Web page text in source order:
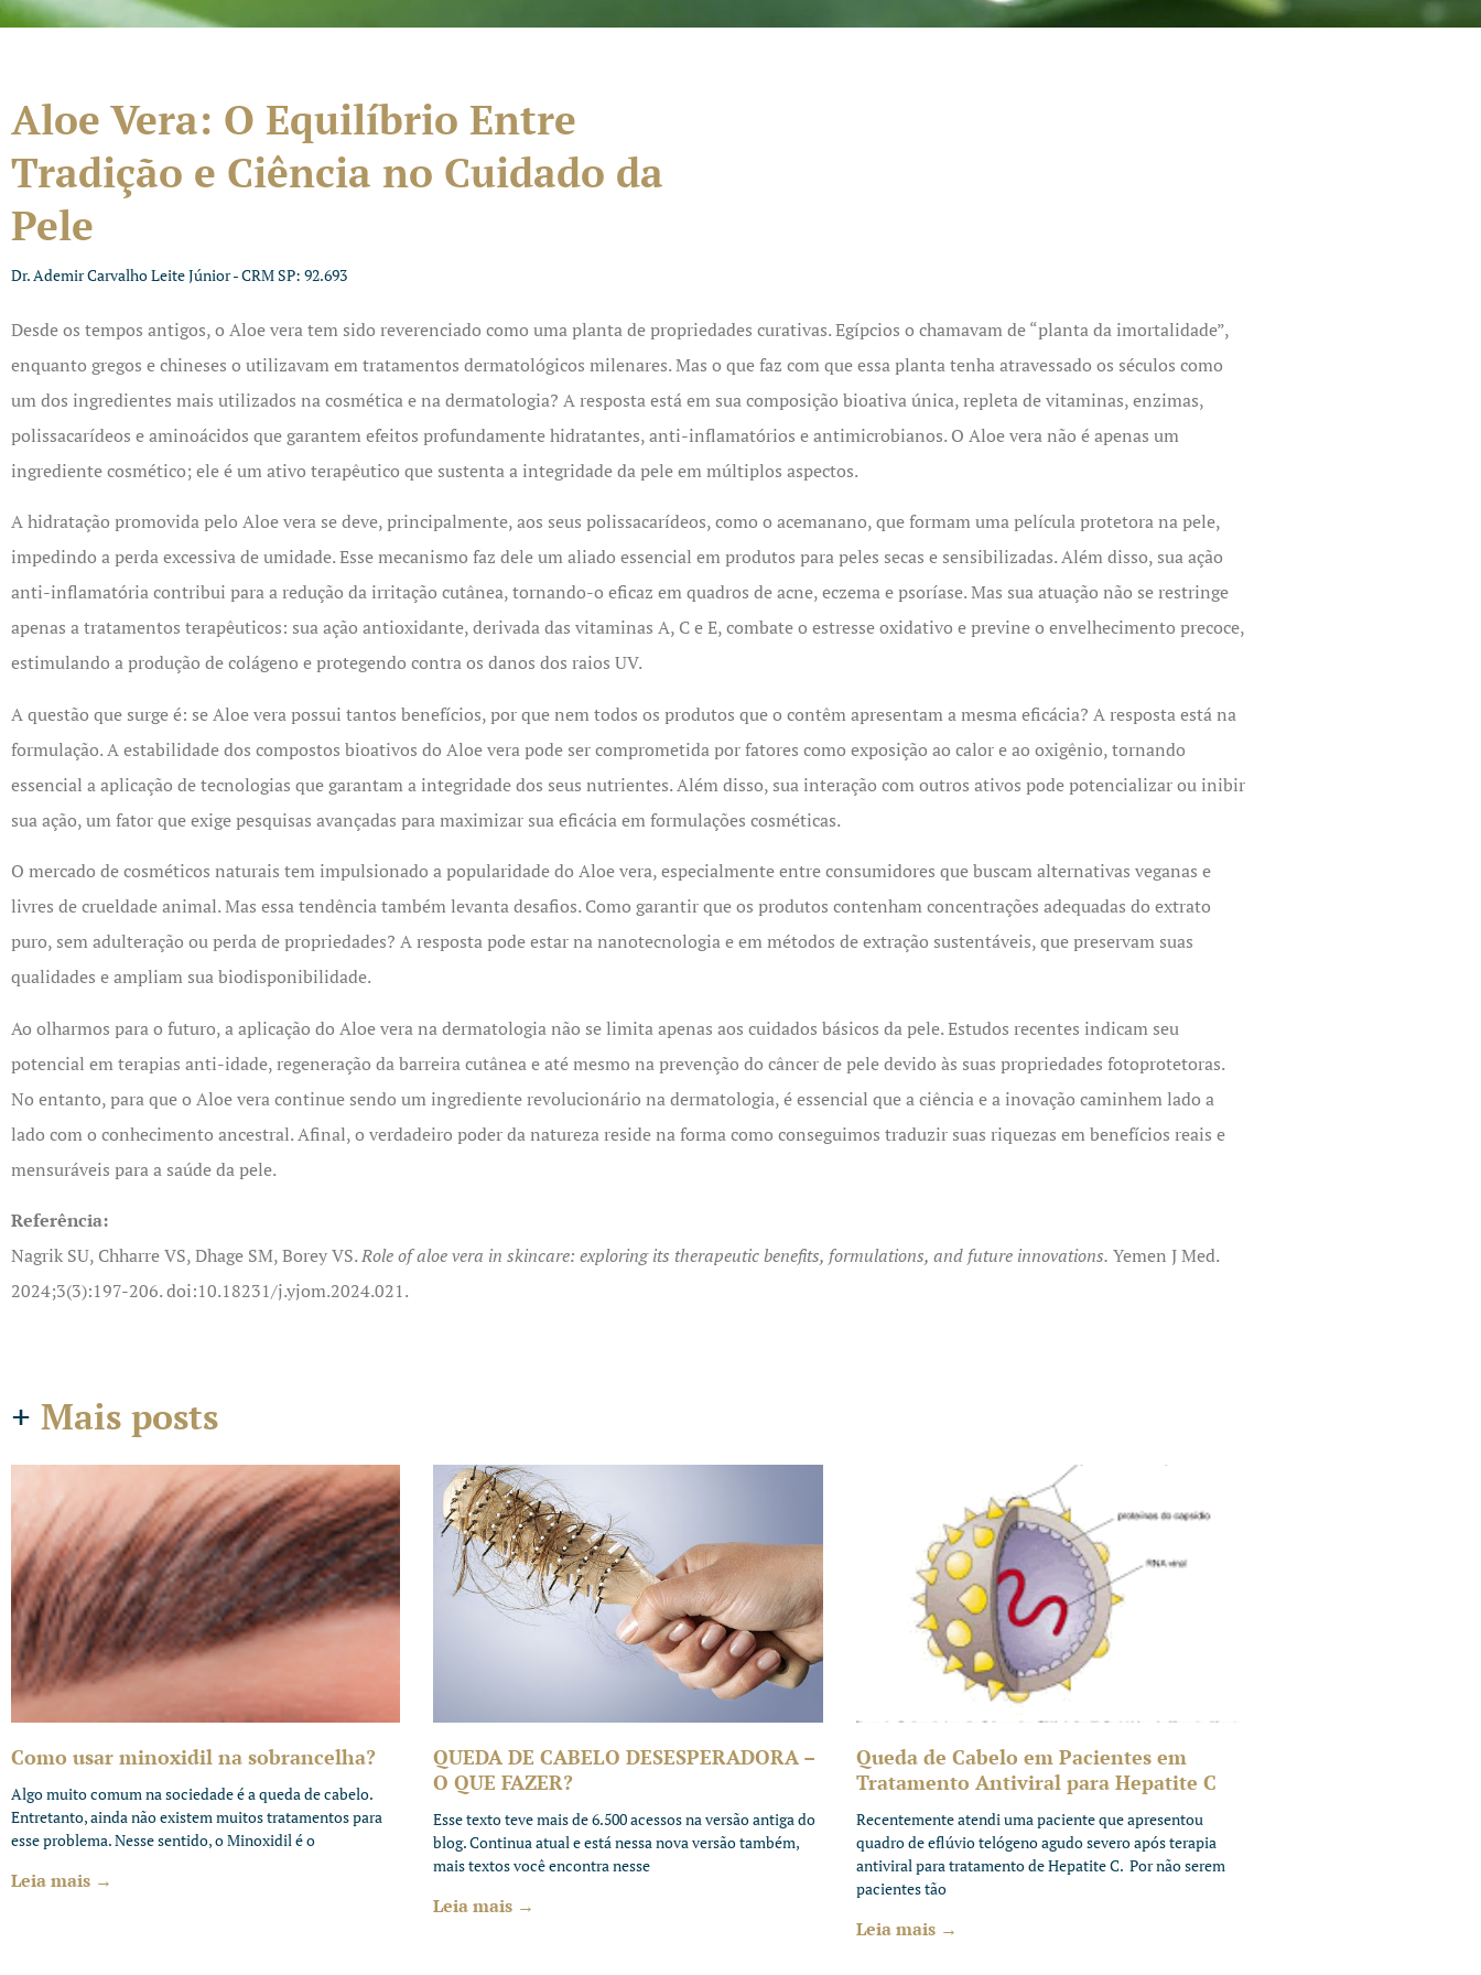
Aloe Vera: O Equilíbrio Entre
Tradição e Ciência no Cuidado da
Pele
Dr. Ademir Carvalho Leite Júnior - CRM SP: 92.693
Desde os tempos antigos, o Aloe vera tem sido reverenciado como uma planta de propriedades curativas. Egípcios o chamavam de “planta da imortalidade”,
enquanto gregos e chineses o utilizavam em tratamentos dermatológicos milenares. Mas o que faz com que essa planta tenha atravessado os séculos como
um dos ingredientes mais utilizados na cosmética e na dermatologia? A resposta está em sua composição bioativa única, repleta de vitaminas, enzimas,
polissacarídeos e aminoácidos que garantem efeitos profundamente hidratantes, anti-inflamatórios e antimicrobianos. O Aloe vera não é apenas um
ingrediente cosmético; ele é um ativo terapêutico que sustenta a integridade da pele em múltiplos aspectos.
A hidratação promovida pelo Aloe vera se deve, principalmente, aos seus polissacarídeos, como o acemanano, que formam uma película protetora na pele,
impedindo a perda excessiva de umidade. Esse mecanismo faz dele um aliado essencial em produtos para peles secas e sensibilizadas. Além disso, sua ação
anti-inflamatória contribui para a redução da irritação cutânea, tornando-o eficaz em quadros de acne, eczema e psoríase. Mas sua atuação não se restringe
apenas a tratamentos terapêuticos: sua ação antioxidante, derivada das vitaminas A, C e E, combate o estresse oxidativo e previne o envelhecimento precoce,
estimulando a produção de colágeno e protegendo contra os danos dos raios UV.
A questão que surge é: se Aloe vera possui tantos benefícios, por que nem todos os produtos que o contêm apresentam a mesma eficácia? A resposta está na
formulação. A estabilidade dos compostos bioativos do Aloe vera pode ser comprometida por fatores como exposição ao calor e ao oxigênio, tornando
essencial a aplicação de tecnologias que garantam a integridade dos seus nutrientes. Além disso, sua interação com outros ativos pode potencializar ou inibir
sua ação, um fator que exige pesquisas avançadas para maximizar sua eficácia em formulações cosméticas.
O mercado de cosméticos naturais tem impulsionado a popularidade do Aloe vera, especialmente entre consumidores que buscam alternativas veganas e
livres de crueldade animal. Mas essa tendência também levanta desafios. Como garantir que os produtos contenham concentrações adequadas do extrato
puro, sem adulteração ou perda de propriedades? A resposta pode estar na nanotecnologia e em métodos de extração sustentáveis, que preservam suas
qualidades e ampliam sua biodisponibilidade.
Ao olharmos para o futuro, a aplicação do Aloe vera na dermatologia não se limita apenas aos cuidados básicos da pele. Estudos recentes indicam seu
potencial em terapias anti-idade, regeneração da barreira cutânea e até mesmo na prevenção do câncer de pele devido às suas propriedades fotoprotetoras.
No entanto, para que o Aloe vera continue sendo um ingrediente revolucionário na dermatologia, é essencial que a ciência e a inovação caminhem lado a
lado com o conhecimento ancestral. Afinal, o verdadeiro poder da natureza reside na forma como conseguimos traduzir suas riquezas em benefícios reais e
mensuráveis para a saúde da pele.
Referência:
Nagrik SU, Chharre VS, Dhage SM, Borey VS.Role of aloe vera in skincare: exploring its therapeutic benefits, formulations, and future innovations. Yemen J Med.
2024;3(3):197-206. doi:10.18231/j.yjom.2024.021.
+ Mais posts
Como usar minoxidil na sobrancelha?
Algo muito comum na sociedade é a queda de cabelo.
Entretanto, ainda não existem muitos tratamentos para
esse problema. Nesse sentido, o Minoxidil é o
Leia mais →
QUEDA DE CABELO DESESPERADORA –
O QUE FAZER?
Esse texto teve mais de 6.500 acessos na versão antiga do
blog. Continua atual e está nessa nova versão também,
mais textos você encontra nesse
Leia mais →
Queda de Cabelo em Pacientes em
Tratamento Antiviral para Hepatite C
Recentemente atendi uma paciente que apresentou
quadro de eflúvio telógeno agudo severo após terapia
antiviral para tratamento de Hepatite C. Por não serem
pacientes tão
Leia mais →